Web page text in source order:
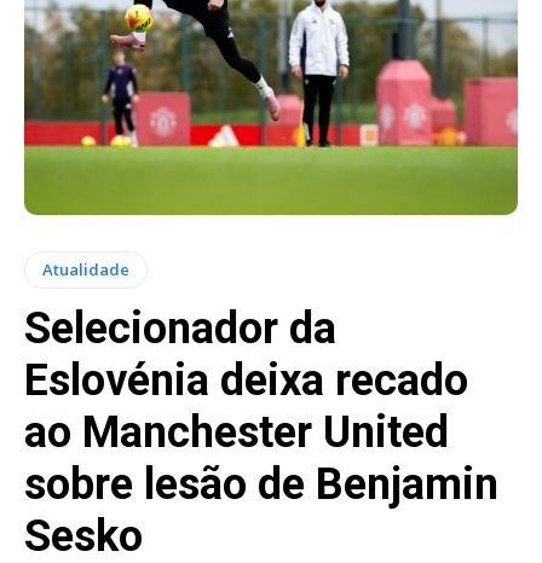
Atualidade
Selecionador da
Eslovénia deixa recado
ao Manchester United
sobre lesão de Benjamin
Sesko